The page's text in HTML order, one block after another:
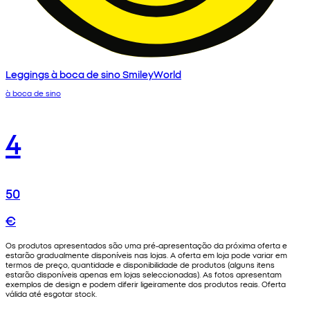
Leggings à boca de sino SmileyWorld
à boca de sino
4
50
€
Os produtos apresentados são uma pré-apresentação da próxima oferta e
estarão gradualmente disponíveis nas lojas. A oferta em loja pode variar em
termos de preço, quantidade e disponibilidade de produtos (alguns itens
estarão disponíveis apenas em lojas seleccionadas). As fotos apresentam
exemplos de design e podem diferir ligeiramente dos produtos reais. Oferta
válida até esgotar stock.